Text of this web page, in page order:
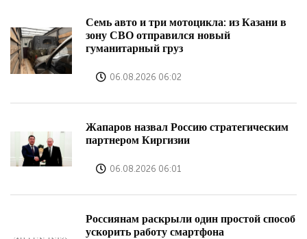
Семь авто и три мотоцикла: из Казани в
зону СВО отправился новый
гуманитарный груз
06.08.2026 06:02
Жапаров назвал Россию стратегическим
партнером Киргизии
06.08.2026 06:01
Россиянам раскрыли один простой способ
ускорить работу смартфона